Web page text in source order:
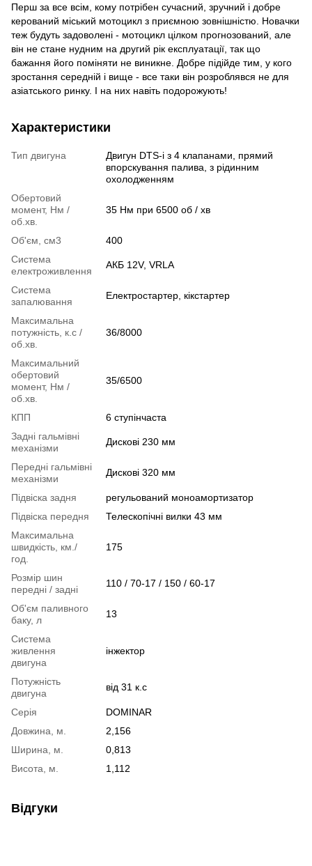
Перш за все всім, кому потрібен сучасний, зручний і добре
керований міський мотоцикл з приємною зовнішністю. Новачки
теж будуть задоволені - мотоцикл цілком прогнозований, але
він не стане нудним на другий рік експлуатації, так що
бажання його поміняти не виникне. Добре підійде тим, у кого
зростання середній і вище - все таки він розроблявся не для
азіатського ринку. І на них навіть подорожують!
Характеристики
Тип двигуна
Двигун DTS-i з 4 клапанами, прямий
впорскування палива, з рідинним
охолодженням
Обертовий
момент, Нм /
об.хв.
35 Нм при 6500 об / хв
Об'єм, см3
400
Система
електроживлення
АКБ 12V, VRLA
Система
запалювання
Електростартер, кікстартер
Максимальна
потужність, к.с /
об.хв.
36/8000
Максимальний
обертовий
момент, Нм /
об.хв.
35/6500
КПП
6 ступінчаста
Задні гальмівні
механізми
Дискові 230 мм
Передні гальмівні
механізми
Дискові 320 мм
Підвіска задня
регульований моноамортизатор
Підвіска передня
Телескопічні вилки 43 мм
Максимальна
швидкість, км./
год.
175
Розмір шин
передні / задні
110 / 70-17 / 150 / 60-17
Об'єм паливного
баку, л
13
Система
живлення
двигуна
інжектор
Потужність
двигуна
від 31 к.с
Серія
DOMINAR
Довжина, м.
2,156
Ширина, м.
0,813
Висота, м.
1,112
Відгуки